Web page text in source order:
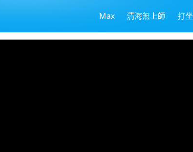
Max 清海無上師 打坐